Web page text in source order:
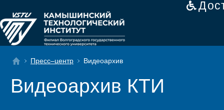
Пресс–центр Видеоархив
Видеоархив КТИ